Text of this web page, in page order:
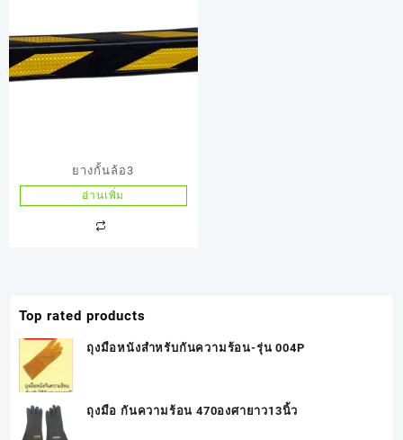
ยางกั้นล้อ3
อ่านเพิ่ม
Top rated products
ถุงมือหนังสำหรับกันความร้อน-รุ่น 004P
ถุงมือ กันความร้อน 470องศายาว13นิ้ว